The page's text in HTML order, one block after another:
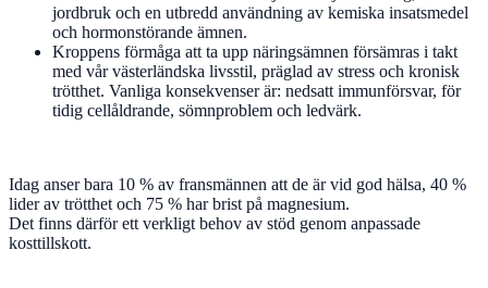
jordbruk och en utbredd användning av kemiska insatsmedel
och hormonstörande ämnen.
Kroppens förmåga att ta upp näringsämnen försämras i takt
med vår västerländska livsstil, präglad av stress och kronisk
trötthet. Vanliga konsekvenser är: nedsatt immunförsvar, för
tidig cellåldrande, sömnproblem och ledvärk.
Idag anser bara 10 % av fransmännen att de är vid god hälsa, 40 %
lider av trötthet och 75 % har brist på magnesium.
Det finns därför ett verkligt behov av stöd genom anpassade
kosttillskott.